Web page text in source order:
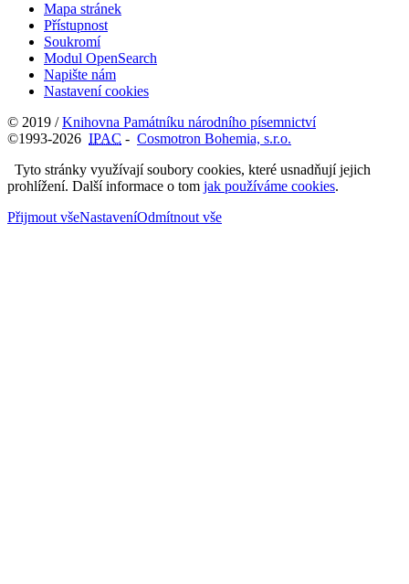
Mapa stránek
Přístupnost
Soukromí
Modul OpenSearch
Napište nám
Nastavení cookies
© 2019 /Knihovna Památníku národního písemnictví
©1993-2026 IPAC - Cosmotron Bohemia, s.r.o.
Tyto stránky využívají soubory cookies, které usnadňují jejich
prohlížení. Další informace o tom jak používáme cookies.
Přijmout všeNastaveníOdmítnout vše